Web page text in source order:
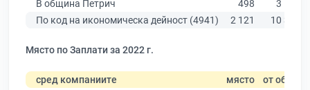
В община Петрич
498
3 136
По код на икономическа дейност (4941)
2 121 10 330
Място по Заплати за 2022 г.
сред компаниите място от общо